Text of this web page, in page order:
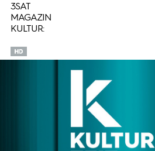
3SAT
MAGAZIN
KULTUR: